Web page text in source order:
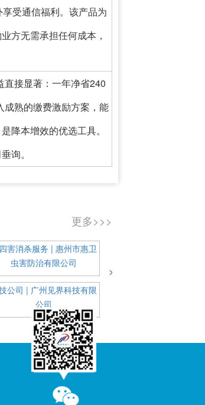
受通信福利。该产品为
方无需承担任何成本，
直接显著：一年净省240
成熟的缴费激励方案，能
降本增效的优选工具。
询。
更多>>>
害消杀服务 | 惠州市惠卫
虫害防治有限公司
公司 | 广州见界科技有限
公司
›